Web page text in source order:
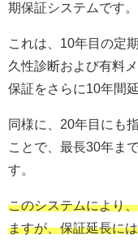
期保証システムです。
これは、10年目の定
久性診断および有料
保証をさらに10年間
同様に、20年目にも
ことで、最長30年ま
す。
このシステムにより
ますが、保証延長に